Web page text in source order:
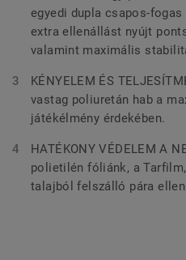
egyedi dupla csapos-
extra ellenállást nyújt
valamint maximális
KÉNYELEM ÉS
vastag poliuretán hab a
játékélmény érdekében.
HATÉKONY VÉDELEM A
polietilén fóliánk, a
talajból felszálló pára